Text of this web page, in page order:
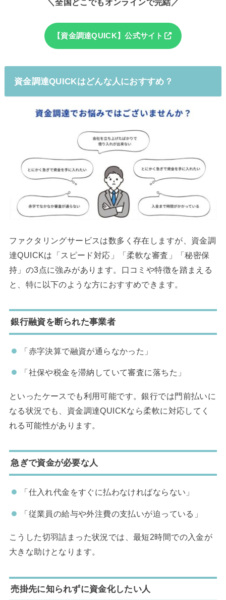
＼全国どこでもオンラインで完結／
【資金調達QUICK】公式サイト
資金調達QUICKはどんな人におすすめ？
ファクタリングサービスは数多く存在しますが、資金調
達QUICKは「スピード対応」「柔軟な審査」「秘密保
持」の3点に強みがあります。口コミや特徴を踏まえる
と、特に以下のような方におすすめできます。
銀行融資を断られた事業者
「赤字決算で融資が通らなかった」
「社保や税金を滞納していて審査に落ちた」
といったケースでも利用可能です。銀行では門前払いに
なる状況でも、資金調達QUICKなら柔軟に対応してく
れる可能性があります。
急ぎで資金が必要な人
「仕入れ代金をすぐに払わなければならない」
「従業員の給与や外注費の支払いが迫っている」
こうした切羽詰まった状況では、最短2時間での入金が
大きな助けとなります。
売掛先に知られずに資金化したい人